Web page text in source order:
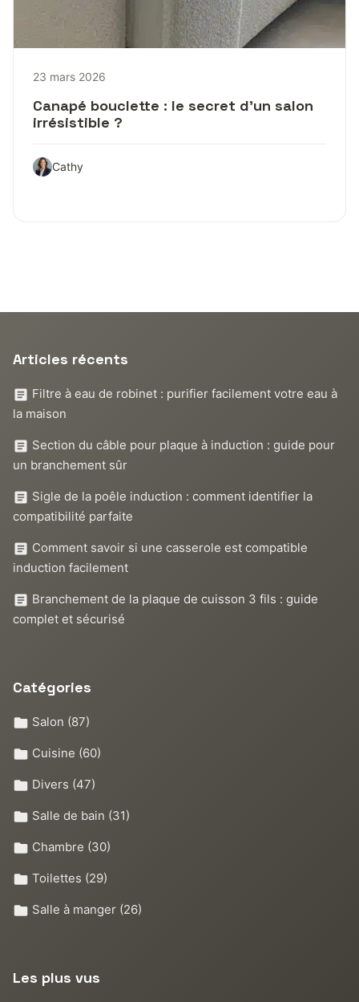
23 mars 2026
Canapé bouclette : le secret d’un salon
irrésistible ?
Cathy
Articles récents
Filtre à eau de robinet : purifier facilement votre eau à
la maison
Section du câble pour plaque à induction : guide pour
un branchement sûr
Sigle de la poêle induction : comment identifier la
compatibilité parfaite
Comment savoir si une casserole est compatible
induction facilement
Branchement de la plaque de cuisson 3 fils : guide
complet et sécurisé
Catégories
Salon (87)
Cuisine (60)
Divers (47)
Salle de bain (31)
Chambre (30)
Toilettes (29)
Salle à manger (26)
Les plus vus